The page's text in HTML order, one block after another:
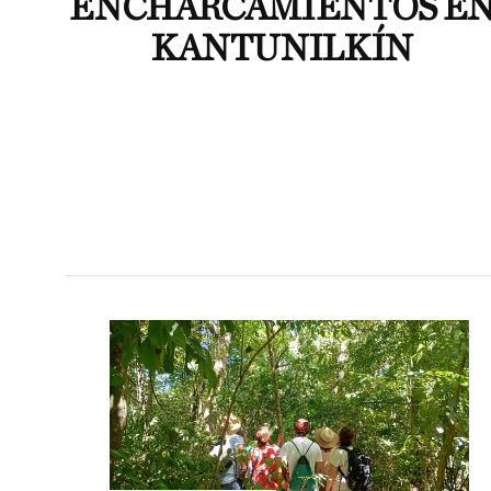
ENCHARCAMIENTOS
KANTUNILKÍN